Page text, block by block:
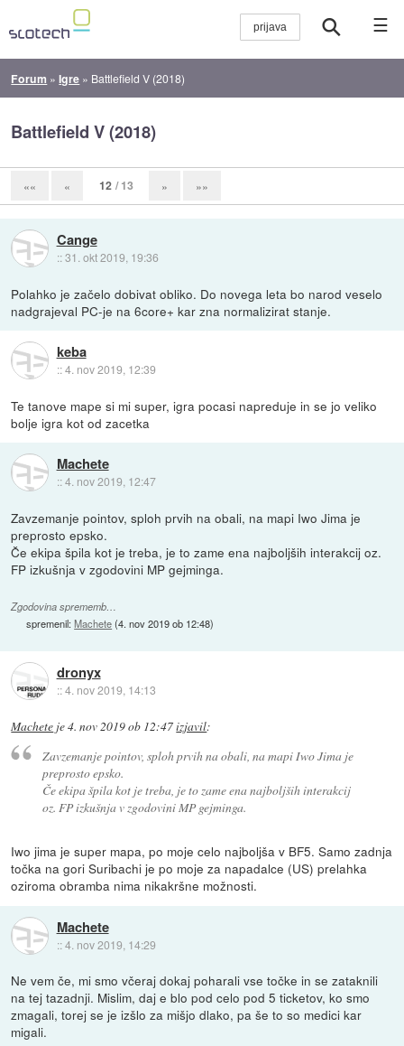
☰
Forum »Igre » Battlefield V (2018)
Battlefield V (2018)
«« « 12 / 13 » »»
Cange
::31. okt 2019, 19:36
Polahko je začelo dobivat obliko. Do novega leta bo narod veselo
nadgrajeval PC-je na 6core+ kar zna normalizirat stanje.
keba
::4. nov 2019, 12:39
Te tanove mape si mi super, igra pocasi napreduje in se jo veliko
bolje igra kot od zacetka
Machete
::4. nov 2019, 12:47
Zavzemanje pointov, sploh prvih na obali, na mapi Iwo Jima je
preprosto epsko.
Če ekipa špila kot je treba, je to zame ena najboljših interakcij oz.
FP izkušnja v zgodovini MP gejminga.
Zgodovina sprememb…
spremenil:Machete(4. nov 2019 ob 12:48)
dronyx
::4. nov 2019, 14:13
Machete je4. nov 2019 ob 12:47izjavil:
Zavzemanje pointov, sploh prvih na obali, na mapi Iwo Jima je
preprosto epsko.
Če ekipa špila kot je treba, je to zame ena najboljših interakcij
oz. FP izkušnja v zgodovini MP gejminga.
Iwo jima je super mapa, po moje celo najboljša v BF5. Samo zadnja
točka na gori Suribachi je po moje za napadalce (US) prelahka
oziroma obramba nima nikakršne možnosti.
Machete
::4. nov 2019, 14:29
Ne vem če, mi smo včeraj dokaj poharali vse točke in se zataknili
na tej tazadnji. Mislim, daj e blo pod celo pod 5 ticketov, ko smo
zmagali, torej se je izšlo za mišjo dlako, pa še to so medici kar
migali.